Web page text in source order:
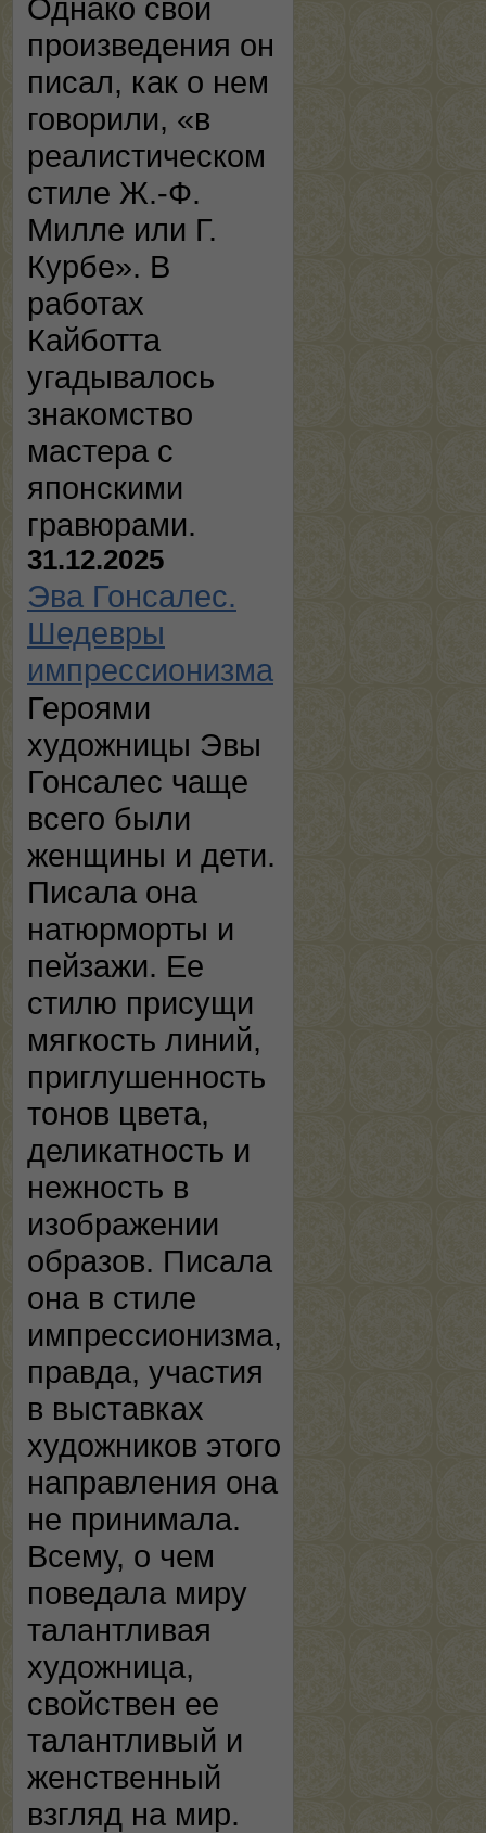
Однако свои
произведения он
писал, как о нем
говорили, «в
реалистическом
стиле Ж.-Ф.
Милле или Г.
Курбе». В
работах
Кайботта
угадывалось
знакомство
мастера с
японскими
гравюрами.
31.12.2025
Эва Гонсалес.
Шедевры
импрессионизма
Героями
художницы Эвы
Гонсалес чаще
всего были
женщины и дети.
Писала она
натюрморты и
пейзажи. Ее
стилю присущи
мягкость линий,
приглушенность
тонов цвета,
деликатность и
нежность в
изображении
образов. Писала
она в стиле
импрессионизма,
правда, участия
в выставках
художников этого
направления она
не принимала.
Всему, о чем
поведала миру
талантливая
художница,
свойствен ее
талантливый и
женственный
взгляд на мир.